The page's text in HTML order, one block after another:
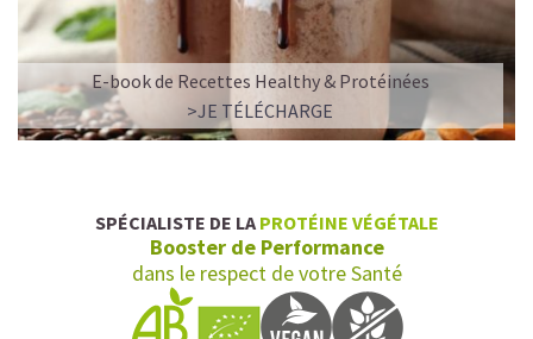
E-book de Recettes Healthy & Protéinées
>JE TÉLÉCHARGE
SPÉCIALISTE DE LA PROTÉINE VÉGÉTALE
Booster de Performance
dans le respect de votre Santé